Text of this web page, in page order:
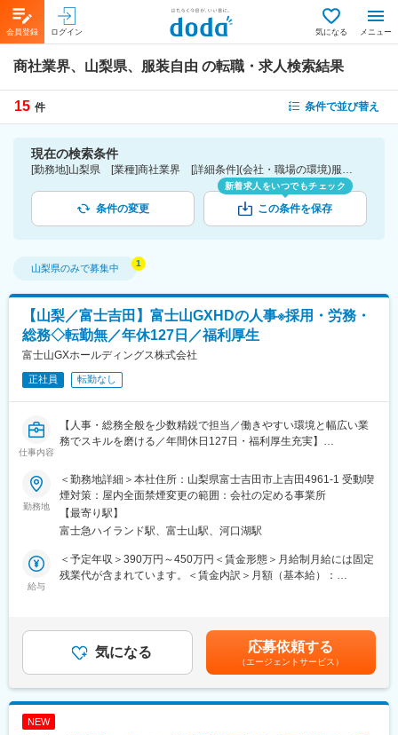
会員登録 ログイン 気になる メニュー
商社業界、山梨県、服装自由 の転職・求人検索結果
15 件 条件で並び替え
現在の検索条件
[勤務地]山梨県 [業種]商社業界 [詳細条件](会社・職場の環境)服装自由
条件の変更
新着求人をいつでもチェック
この条件を保存
山梨県のみで募集中
【山梨／富士吉田】富士山GXHDの人事※採用・労務・
総務◇転勤無／年休127日／福利厚生
富士山GXホールディングス株式会社
正社員 転勤なし
仕事内容
【人事・総務全般を少数精鋭で担当／働きやすい環境と幅広い業
務でスキルを磨ける／年間休日127日・福利厚生充実】
■業務内容
管理部門で新卒・中途採用を軸に、人事総務を担うポジションで
す。説明会運営や応募者対応から始め、労務、総務、庶務へ担当
を広げます。連結363名の組織を支え、社員の入社から定着まで
関われます。
＜具体的な業務内容＞
・説明会や入社式を運営し、応募者の理解促進
・健診や予防接種を手配し、健康管理体制を整備
※将来的には年末調整や規程運用にも関与し、労務総務領域の経験
勤務地
＜勤務地詳細＞本社住所：山梨県富士吉田市上吉田4961-1 受動喫
煙対策：屋内全面禁煙変更の範囲：会社の定める事業所
【最寄り駅】
富士急ハイランド駅、富士山駅、河口湖駅
給与
＜予定年収＞390万円～450万円＜賃金形態＞月給制月給には固定
残業代が含まれています。＜賃金内訳＞月額（基本給）：
給有無＞有＜残業手当＞有＜給与補足＞上記額には固定残業代
（月30時間分、47,344円～52,149円分）を含みます。超過分は全
額支給いたします。賃金はあくまでも目安の金額であり、選考を
通じて上下する可能性があります。月給(月額)は固定手当を含めた
表記です。
気になる 応募依頼する
（エージェントサービス）
NEW